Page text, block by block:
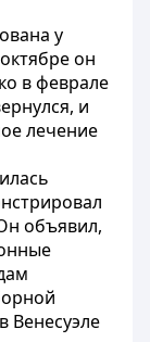
у
он
в феврале
и
лечение
объявил,
Венесуэле